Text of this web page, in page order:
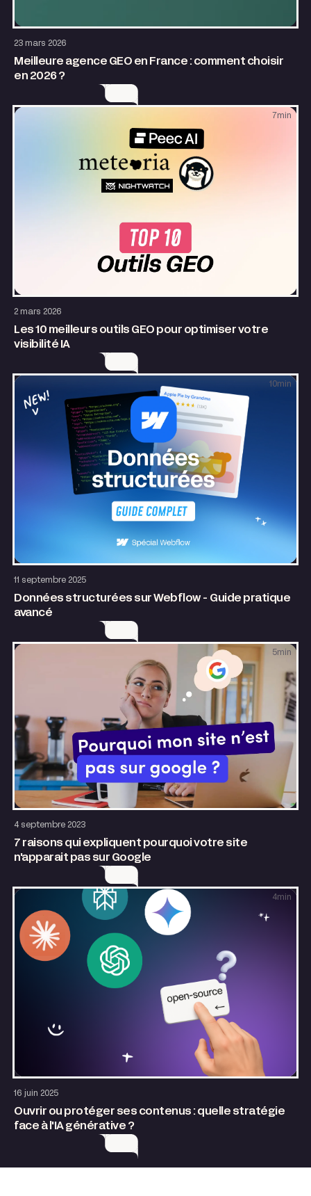
23 mars 2026
Meilleure agence GEO en France : comment choisir
en 2026 ?
2 mars 2026
Les 10 meilleurs outils GEO pour optimiser votre
visibilité IA
7 min
11 septembre 2025
Données structurées sur Webflow - Guide pratique
avancé
10 min
4 septembre 2023
7 raisons qui expliquent pourquoi votre site
n'apparait pas sur Google
5 min
16 juin 2025
Ouvrir ou protéger ses contenus : quelle stratégie
face à l'IA générative ?
4 min